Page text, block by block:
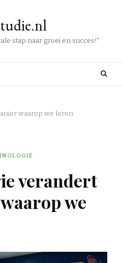
stap naar groei en succes!"
waarop we leren
verandert
we